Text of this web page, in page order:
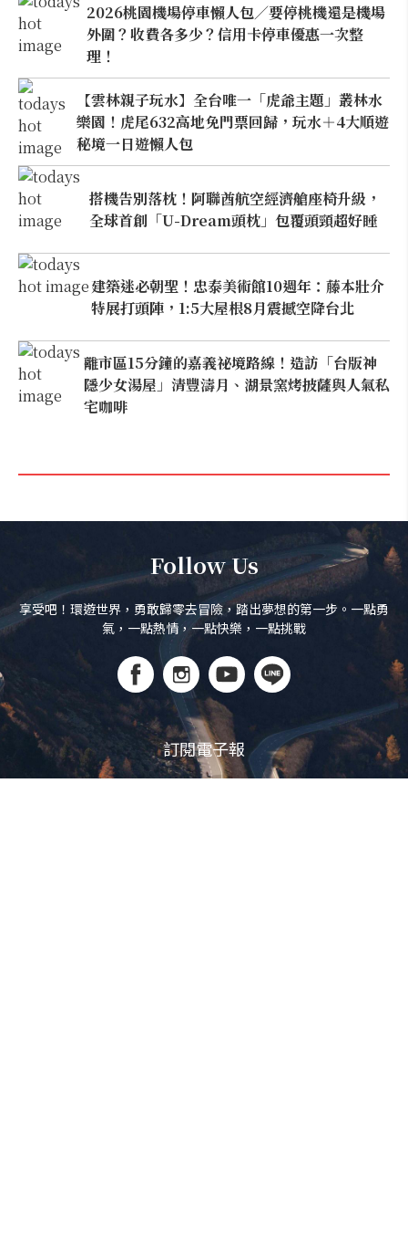
2026桃園機場停車懶人包／要停桃機還是機場
外圍？收費各多少？信用卡停車優惠一次整
理！
【雲林親子玩水】全台唯一「虎爺主題」叢林水
樂園！虎尾632高地免門票回歸，玩水＋4大順遊
秘境一日遊懶人包
搭機告別落枕！阿聯酋航空經濟艙座椅升級，
全球首創「U-Dream頭枕」包覆頭頸超好睡
建築迷必朝聖！忠泰美術館10週年：藤本壯介
特展打頭陣，1:5大屋根8月震撼空降台北
離市區15分鐘的嘉義祕境路線！造訪「台版神
隱少女湯屋」清豐濤月、湖景窯烤披薩與人氣私
宅咖啡
Follow Us
享受吧！環遊世界，勇敢歸零去冒險，踏出夢想的第一步。一點勇
氣，一點熱情，一點快樂，一點挑戰
訂閱電子報